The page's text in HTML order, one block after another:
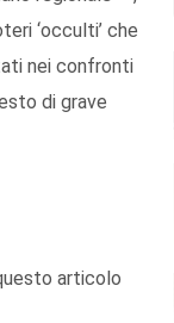
‘occulti’ che
nei confronti
di grave
articolo